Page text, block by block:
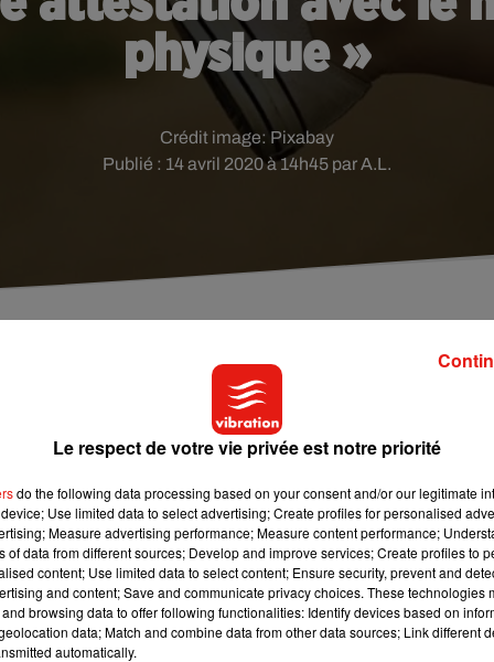
physique »
Publié : 14 avril 2020 à 14h45 par A.L.
Crédit image: Pixabay
de Montbéliard, les gendarmes ont surpris un
Doubs.
plus cocasse depuis le début de ce confinement ! Contrôlés
dans le Doubs enBourgogne Franche-Comté, l'homme
de déplacementparfaitement remplie :lui avait coché la
première nécessité", comme le rapporteL'Est Républicain. Ils
pas été considérée par les gendarmescomme une
tôt
Le respect de votre vie privée est notre priorité
do the following data processing based on your consent and/or our legitimate
Use limited data to select advertising; Create profiles for personalised
Measure advertising performance; Measure content performance;
of data from different sources; Develop and improve services; Create profiles to
content; Use limited data to select content; Ensure security, prevent and
and content; Save and communicate privacy choices. These technologies
browsing data to offer following functionalities: Identify devices based on
data; Match and combine data from other data sources; Link different
automatically.